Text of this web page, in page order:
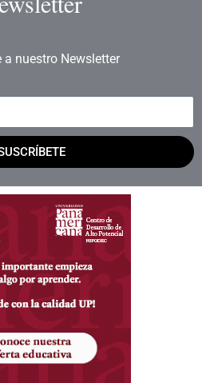
a nuestro Newsletter